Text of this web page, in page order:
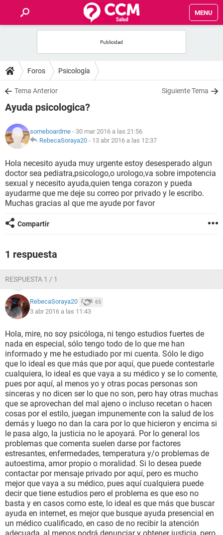
MENU
FOROS
SALUD
FAMILIA
NUTRICIÓN
BIENESTAR
SEXUALIDAD
GLOSARIO
Foros Psicología
Tema Anterior Siguiente Tema
Ayuda psicologica?
someboardme - 30 mar 2016 a las 21:56
RebecaSoraya20 - 13 abr 2016 a las 12:37
Hola necesito ayuda muy urgente estoy desesperado algun
doctor sea pediatra,psicologo,o urologo,va sobre impotencia
sexual y necesito ayuda,quien tenga corazon y pueda
ayudarme que me deje su correo por privado y le escribo.
Muchas gracias al que me ayude por favor
Compartir
1 respuesta
RESPUESTA 1 / 1
RebecaSoraya20 65
3 abr 2016 a las 11:43
Hola, mire, no soy psicóloga, ni tengo estudios fuertes de
nada en especial, sólo tengo todo de lo que me han
informado y me he estudiado por mi cuenta. Sólo le digo
que lo ideal es que más que por aquí, que puede contestarle
cualquiera, lo ideal es que vaya a su médico y se lo comente,
pues por aquí, al menos yo y otras pocas personas son
sinceras y no dicen ser lo que no son, pero hay otras muchas
que se aprovechan del mal ajeno o incluso recetan o hacen
cosas por el estilo, juegan impunemente con la salud de los
demás y luego no dan la cara por lo que hicieron y encima si
le pasa algo, la justicia no le apoyará. Por lo general los
problemas que comenta suelen darse por factores
estresantes, enfermedades, temperatura y/o problemas de
autoestima, amor propio o moralidad. Si lo desea puede
contactar por mensaje privado por aquí, pero es mucho
mejor que vaya a su médico, pues aquí cualquiera puede
decir que tiene estudios pero el problema es que eso no
basta y en casos como este, lo ideal es que más que buscar
ayuda en internet, es mejor que busque ayuda presencial en
un médico cualificado, en caso de no recibir la atención